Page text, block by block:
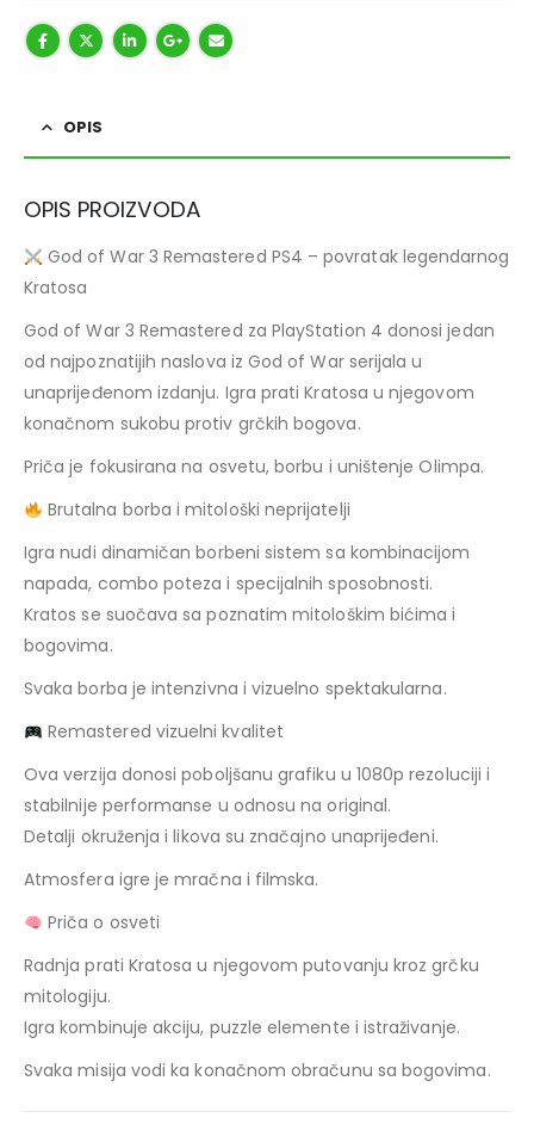
OPIS
OPIS PROIZVODA
God of War 3 Remastered PS4 – povratak legendarnog
Kratosa
God of War 3 Remastered za PlayStation 4 donosi jedan
od najpoznatijih naslova iz God of War serijala u
unaprijeđenom izdanju. Igra prati Kratosa u njegovom
konačnom sukobu protiv grčkih bogova.
Priča je fokusirana na osvetu, borbu i uništenje Olimpa.
Brutalna borba i mitološki neprijatelji
Igra nudi dinamičan borbeni sistem sa kombinacijom
napada, combo poteza i specijalnih sposobnosti.
Kratos se suočava sa poznatim mitološkim bićima i
bogovima.
Svaka borba je intenzivna i vizuelno spektakularna.
Remastered vizuelni kvalitet
Ova verzija donosi poboljšanu grafiku u 1080p rezoluciji i
stabilnije performanse u odnosu na original.
Detalji okruženja i likova su značajno unaprijeđeni.
Atmosfera igre je mračna i filmska.
Priča o osveti
Radnja prati Kratosa u njegovom putovanju kroz grčku
mitologiju.
Igra kombinuje akciju, puzzle elemente i istraživanje.
Svaka misija vodi ka konačnom obračunu sa bogovima.